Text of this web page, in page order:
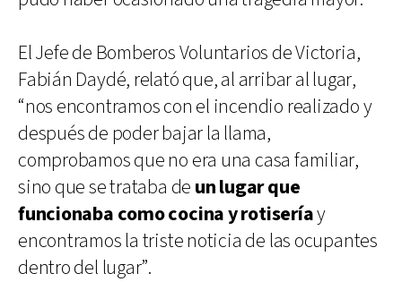
El Jefe de Bomberos Voluntarios de Victoria,
Fabián Daydé, relató que, al arribar al lugar,
“nos encontramos con el incendio realizado y
después de poder bajar la llama,
comprobamos que no era una casa familiar,
sino que se trataba de un lugar que
funcionaba como cocina y rotiseríay
encontramos la triste noticia de las ocupantes
dentro del lugar”.